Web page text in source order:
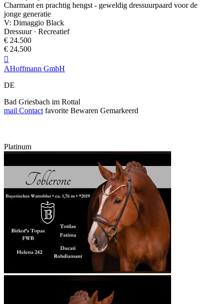
Charmant en prachtig hengst - geweldig dressuurpaard voor de
jonge generatie
V: Dimaggio Black
Dressuur · Recreatief
€ 24.500
€ 24.500

AHoffmann GmbH
DE
Bad Griesbach im Rottal
mail Contact favorite Bewaren Gemarkeerd
Platinum